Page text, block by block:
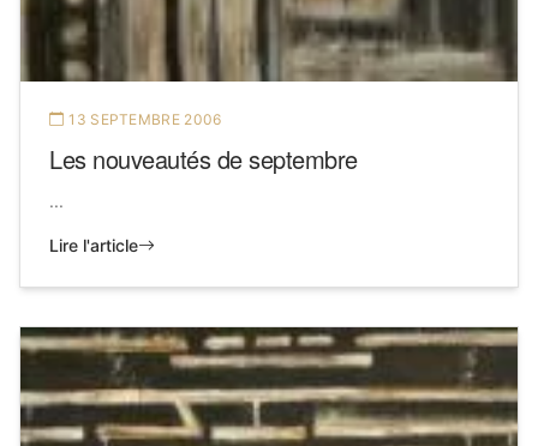
13 SEPTEMBRE 2006
Les nouveautés de septembre
...
Lire l'article